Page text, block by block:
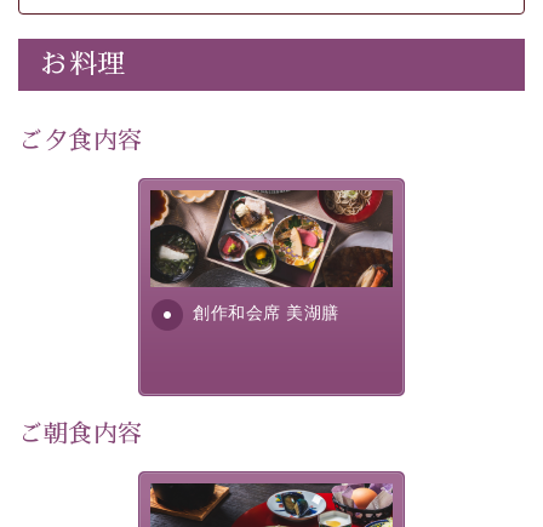
個室料亭、貸切風呂のご利用が可能な上、 安心安全にご
滞在いただけるよう
30項目以上からなる独自の衛生・消毒プログラムの基、
---------------------------------------------
■内容&特典■
40分無料
1人1,000円分の館内利用券（お飲み物やお土産などに
「千人風呂」で有名な 片倉館のご入浴券
クレンジング、化粧水、乳液
・諏訪大社4社を巡る無料参拝バス（事前予約制）
・館内着をご用意
・環境に配慮したアメニティをご用意
・館内フリーWi-Fi
お料理
ご夕食内容
創作和会席 美湖膳
美湖膳とは諏訪の地で特別を
提供する為に料理長・神原 裕
明が考え出した創作和会席で
す。美しい諏訪湖の幸...
ご朝食内容
さっぱりとした和食膳に使わ